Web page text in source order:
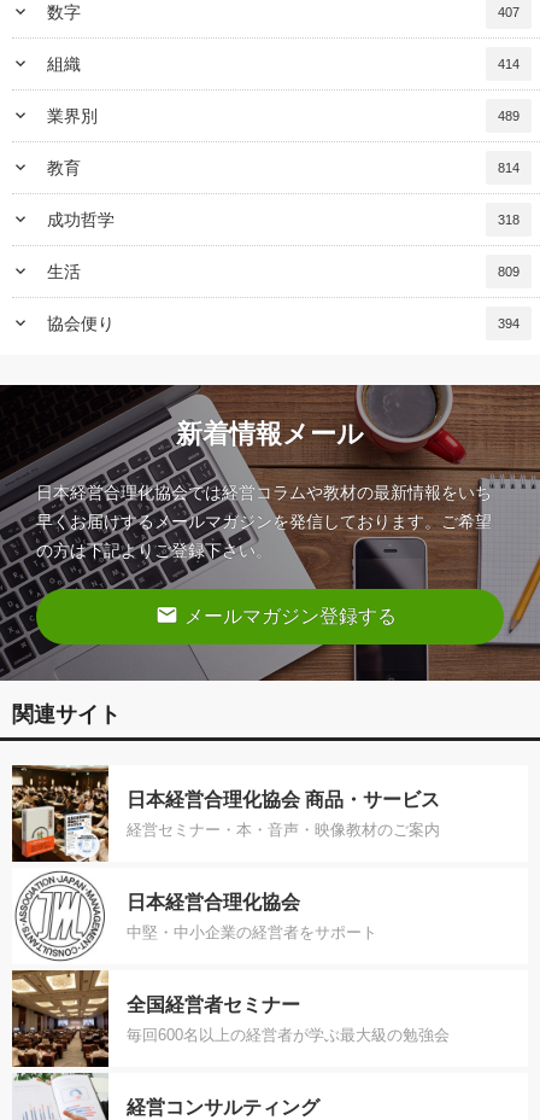
keyboard_arrow_down 数字 407
keyboard_arrow_down 組織 414
keyboard_arrow_down 業界別 489
keyboard_arrow_down 教育 814
keyboard_arrow_down 成功哲学 318
keyboard_arrow_down 生活 809
keyboard_arrow_down 協会便り 394
新着情報メール
日本経営合理化協会では経営コラムや教材の最新情報をいち
早くお届けするメールマガジンを発信しております。ご希望
の方は下記よりご登録下さい。
email メールマガジン登録する
関連サイト
日本経営合理化協会 商品・サービス
経営セミナー・本・音声・映像教材のご案内
日本経営合理化協会
中堅・中小企業の経営者をサポート
全国経営者セミナー
毎回600名以上の経営者が学ぶ最大級の勉強会
経営コンサルティング